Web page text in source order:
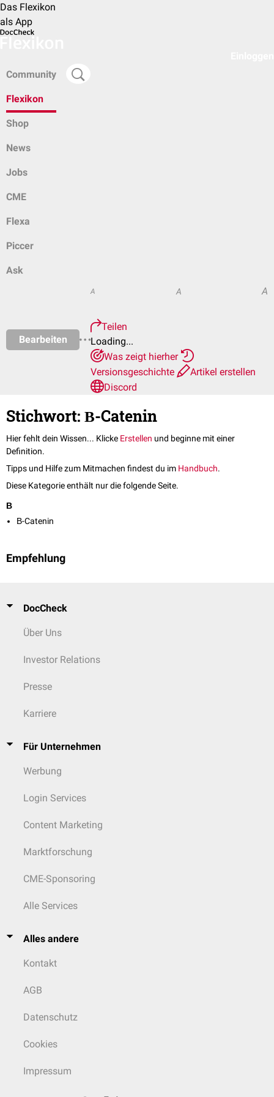
Das Flexikon
als App
Community
Flexikon
Shop
News
Jobs
CME
Flexa
Piccer
Ask
Bearbeiten
A A A
Teilen
Loading...
Was zeigt hierher
Versionsgeschichte
Artikel erstellen
Discord
Stichwort: Β-Catenin
Hier fehlt dein Wissen... Klicke Erstellen und beginne mit einer
Definition.
Tipps und Hilfe zum Mitmachen findest du im Handbuch.
Diese Kategorie enthält nur die folgende Seite.
Β
Β-Catenin
Empfehlung
DocCheck
Über Uns
Investor Relations
Presse
Karriere
Für Unternehmen
Werbung
Login Services
Content Marketing
Marktforschung
CME-Sponsoring
Alle Services
Alles andere
Kontakt
AGB
Datenschutz
Cookies
Impressum